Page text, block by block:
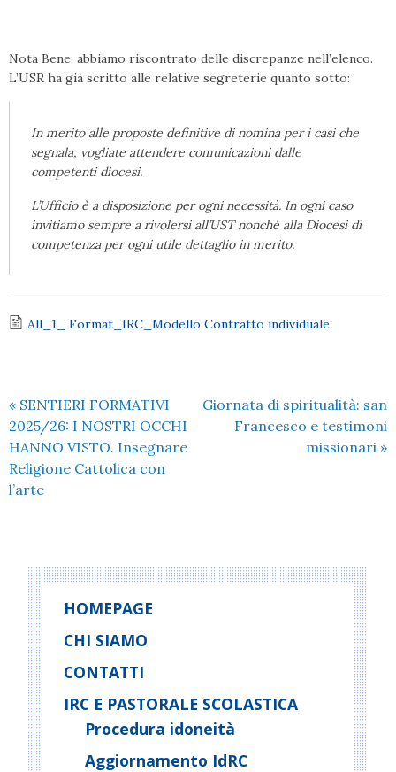
Nota Bene: abbiamo riscontrato delle discrepanze nell’elenco.
L’USR ha già scritto alle relative segreterie quanto sotto:
In merito alle proposte definitive di nomina per i casi che
segnala, vogliate attendere comunicazioni dalle
competenti diocesi.
L’Ufficio è a disposizione per ogni necessità. In ogni caso
invitiamo sempre a rivolersi all’UST nonché alla Diocesi di
competenza per ogni utile dettaglio in merito.
All_1_ Format_IRC_Modello Contratto individuale
« SENTIERI FORMATIVI
2025/26: I NOSTRI OCCHI
HANNO VISTO. Insegnare
Religione Cattolica con
l’arte
Giornata di spiritualità: san
Francesco e testimoni
missionari »
HOMEPAGE
CHI SIAMO
CONTATTI
IRC E PASTORALE SCOLASTICA
Procedura idoneità
Aggiornamento IdRC